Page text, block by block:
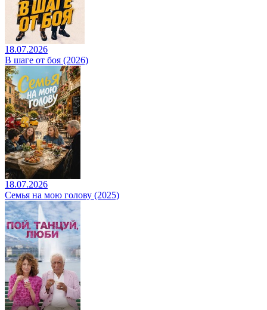
18.07.2026
В шаге от боя (2026)
18.07.2026
Семья на мою голову (2025)